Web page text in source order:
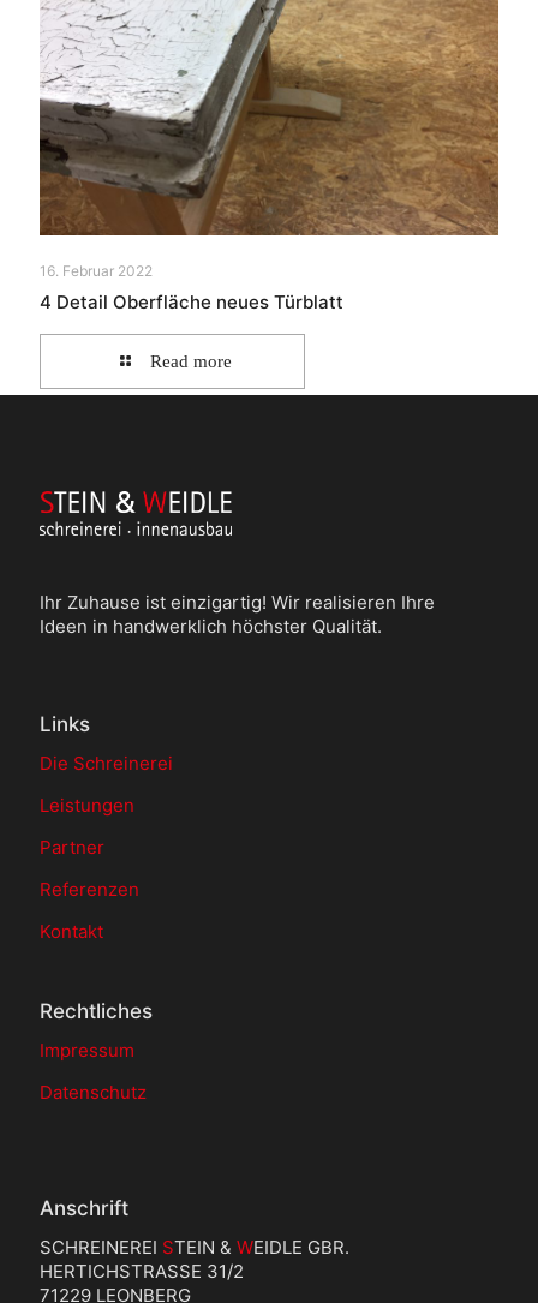
16. Februar 2022
4 Detail Oberfläche neues Türblatt
Read more
Ihr Zuhause ist einzigartig! Wir realisieren Ihre
Ideen in handwerklich höchster Qualität.
Links
Die Schreinerei
Leistungen
Partner
Referenzen
Kontakt
Rechtliches
Impressum
Datenschutz
Anschrift
SCHREINEREI STEIN & WEIDLE GBR.
HERTICHSTRASSE 31/2
71229 LEONBERG